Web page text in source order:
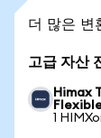
더 많은 변
고급 자산
Himax
1